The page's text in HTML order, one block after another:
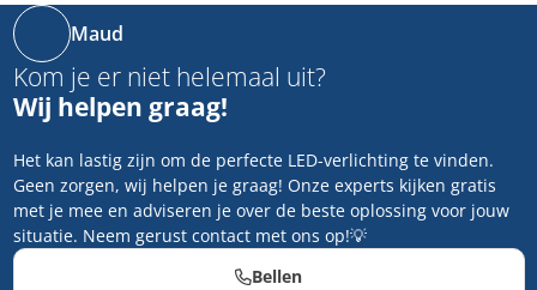
Maud
Kom je er niet helemaal uit?
Wij helpen graag!
Het kan lastig zijn om de perfecte LED-verlichting te vinden.
Geen zorgen, wij helpen je graag! Onze experts kijken gratis
met je mee en adviseren je over de beste oplossing voor jouw
situatie. Neem gerust contact met ons op!💡
Bellen